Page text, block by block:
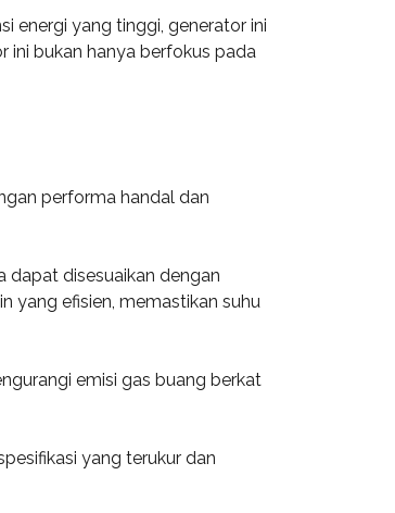
energi yang tinggi, generator ini
ini bukan hanya berfokus pada
performa handal dan
dapat disesuaikan dengan
yang efisien, memastikan suhu
emisi gas buang berkat
yang terukur dan